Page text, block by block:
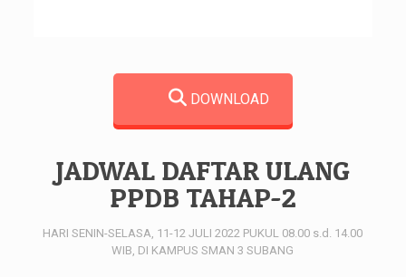
DOWNLOAD
JADWAL DAFTAR ULANG
PPDB TAHAP-2
HARI SENIN-SELASA, 11-12 JULI 2022 PUKUL 08.00 s.d. 14.00
WIB, DI KAMPUS SMAN 3 SUBANG